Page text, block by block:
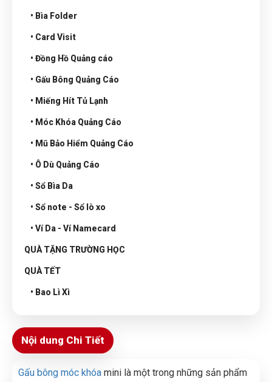
• Bìa Folder
• Card Visit
• Đồng Hồ Quảng cáo
• Gấu Bông Quảng Cáo
• Miếng Hít Tủ Lạnh
• Móc Khóa Quảng Cáo
• Mũ Bảo Hiểm Quảng Cáo
• Ô Dù Quảng Cáo
• Sổ Bìa Da
• Sổ note - Sổ lò xo
• Ví Da - Ví Namecard
QUÀ TẶNG TRƯỜNG HỌC
QUÀ TẾT
• Bao Lì Xì
Nội dung Chi Tiết
Gấu bông móc khóa mini là một trong những sản phẩm